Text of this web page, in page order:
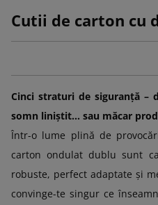
Cutii de carton cu
Cinci straturi de siguranță –
somn liniștit… sau măcar
Într-o lume plină de
carton ondulat dublu sunt
robuste, perfect adaptate și
convinge-te singur ce